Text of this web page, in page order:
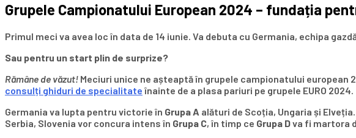
Grupele Campionatului European 2024 – fundația
Primul meci va avea loc în data de 14 iunie. Va debuta cu Germania, echipa
Sau pentru un start plin de surprize?
Rămâne de văzut! Meciuri unice ne așteaptă în grupele campionatului
consulți ghiduri de specialitateînainte de a plasa pariuri pe grupele EURO 2024.
Germania va lupta pentru victorie în Grupa A alături de Scoția, Ungaria și Elveția.
Serbia, Slovenia vor concura intens în Grupa C, în timp ce Grupa Dva fi martora